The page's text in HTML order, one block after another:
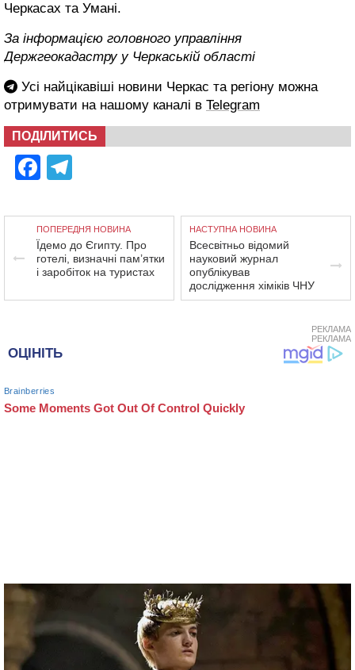
Черкасах та Умані.
За інформацією головного управління
Держгеокадастру у Черкаській області
Усі найцікавіші новини Черкас та регіону можна
отримувати на нашому каналі в Telegram
ПОДІЛИТИСЬ
Facebook
ПОПЕРЕДНЯ НОВИНА
Їдемо до Єгипту. Про
готелі, визначні пам’ятки
і заробіток на туристах
НАСТУПНА НОВИНА
Всесвітньо відомий
науковий журнал
опублікував
дослідження хіміків ЧНУ
РЕКЛАМА
РЕКЛАМА